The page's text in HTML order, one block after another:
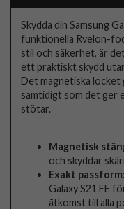
Skydda din Samsung
funktionella Rvelon-
stil och säkerhet, är
ett praktiskt skydd
Det magnetiska
samtidigt som det ger
stötar.
Magnetisk
och skyddar
Exakt passform:
Galaxy S21 FE
åtkomst till alla